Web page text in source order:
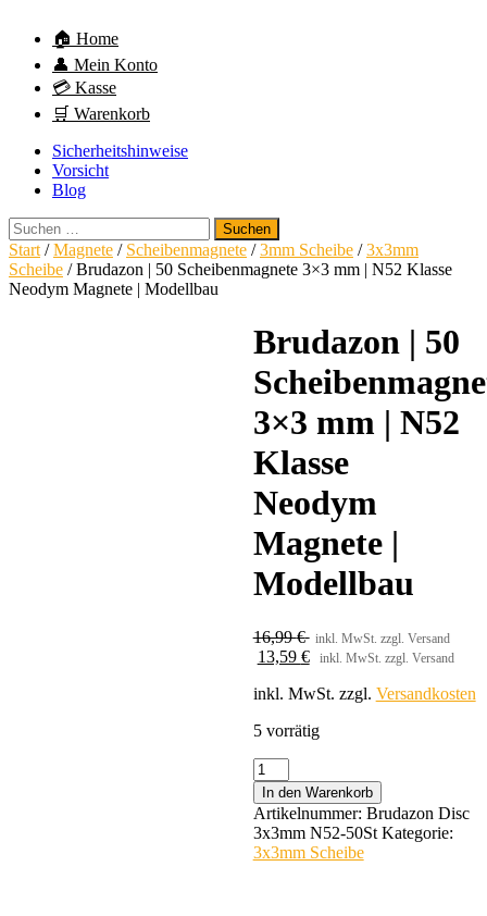
🏠 Home
👤 Mein Konto
💳 Kasse
🛒 Warenkorb
Sicherheitshinweise
Vorsicht
Blog
Suchen
nach:
Start /Magnete / Scheibenmagnete /3mm Scheibe /3x3mm
Scheibe / Brudazon | 50 Scheibenmagnete 3×3 mm | N52 Klasse
Neodym Magnete | Modellbau
Brudazon | 50
3×3 mm | N52
Klasse
Neodym
Magnete |
Modellbau
16,99€ inkl. MwSt. zzgl. Versand
13,59 € inkl. MwSt. zzgl. Versand
inkl. MwSt. zzgl. Versandkosten
5 vorrätig
Brudazon
|
50
Scheibenmagnete
3x3
mm
In den Warenkorb
Artikelnummer: Brudazon Disc
3x3mm N52-50St Kategorie:
3x3mm Scheibe